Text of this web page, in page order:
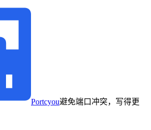
Portcyou避免端口冲突，写得更